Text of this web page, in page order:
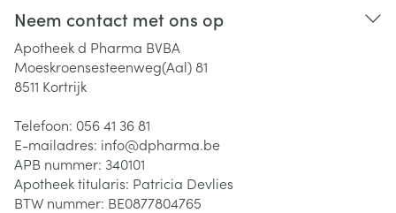
Neem contact met ons op
Apotheek d Pharma BVBA
Moeskroensesteenweg(Aal) 81
8511 Kortrijk
Telefoon: 056 41 36 81
E-mailadres: info@dpharma.be
APB nummer: 340101
Apotheek titularis: Patricia Devlies
BTW nummer: BE0877804765